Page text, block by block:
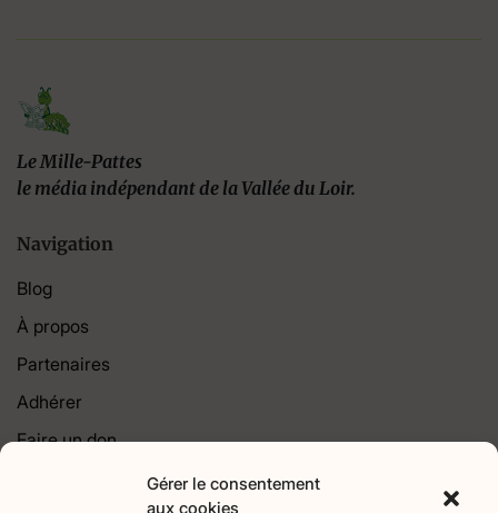
Gérer le consentement
aux cookies
Le Mille-Pattes
le média indépendant de la Vallée du Loir.
Navigation
Blog
À propos
Partenaires
Adhérer
Faire un don